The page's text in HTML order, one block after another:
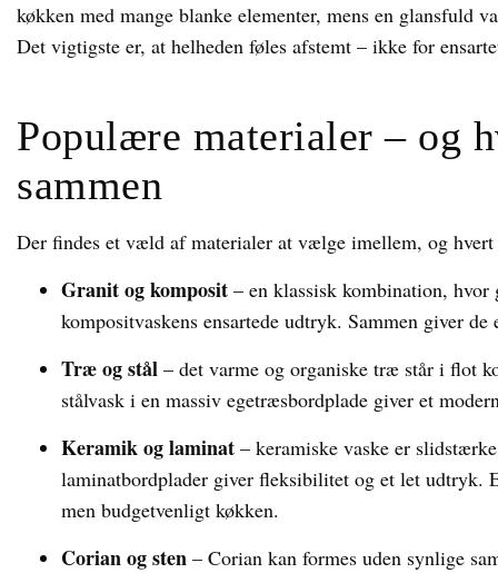
køkken med mange blanke elementer, mens en glansfuld
Det vigtigste er, at helheden føles afstemt – ikke for
Populære materialer – og
sammen
Der findes et væld af materialer at vælge imellem, og
Granit og komposit – en klassisk kombination,
kompositvaskens ensartede udtryk. Sammen giver
Træ og stål – det varme og organiske træ står i flot
stålvask i en massiv egetræsbordplade giver et
Keramik og laminat – keramiske vaske er
laminatbordplader giver fleksibilitet og et let udtryk.
men budgetvenligt køkken.
Corian og sten – Corian kan formes uden synlige